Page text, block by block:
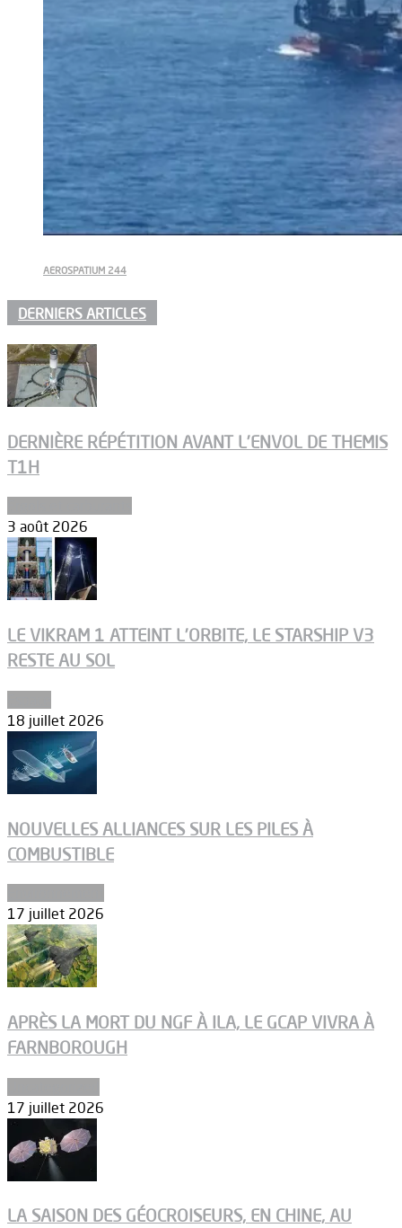
AEROSPATIUM 244
DERNIERS ARTICLES
DERNIÈRE RÉPÉTITION AVANT L’ENVOL DE THEMIS
T1H
3 août 2026
LE VIKRAM 1 ATTEINT L’ORBITE, LE STARSHIP V3
RESTE AU SOL
18 juillet 2026
NOUVELLES ALLIANCES SUR LES PILES À
COMBUSTIBLE
17 juillet 2026
APRÈS LA MORT DU NGF À ILA, LE GCAP VIVRA À
FARNBOROUGH
17 juillet 2026
LA SAISON DES GÉOCROISEURS, EN CHINE, AU